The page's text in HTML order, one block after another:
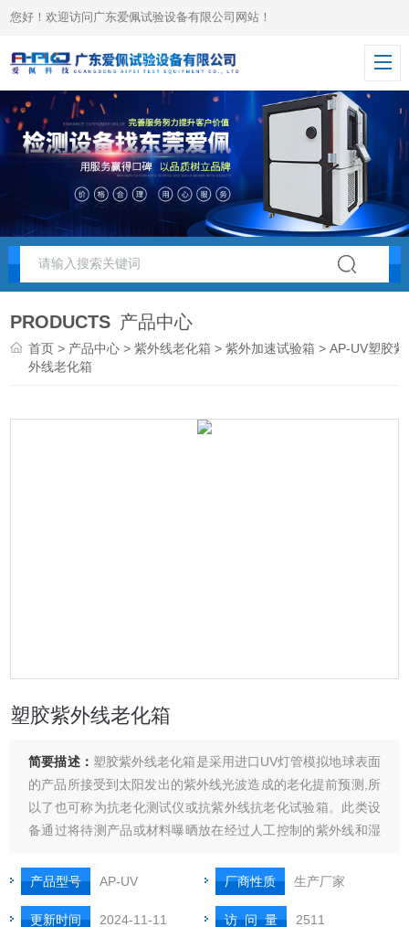
您好！欢迎访问广东爱佩试验设备有限公司网站！
PRODUCTS 产品中心
首页 > 产品中心 >紫外线老化箱 >紫外加速试验箱 > AP-UV塑胶紫
外线老化箱
塑胶紫外线老化箱
简要描述： 塑胶紫外线老化箱是采用进口UV灯管模拟地球表面
的产品所接受到太阳发出的紫外线光波造成的老化提前预测,所
以了也可称为抗老化测试仪或抗紫外线抗老化试验箱。此类设
备通过将待测产品或材料曝晒放在经过人工控制的紫外线和湿
劣气温环境试验。测试设备采用进口的拉太拉斯紫外线灯管模
拟阳光中的紫外线光，同时还可以通过冷凝模拟湿气影响,通过
喷淋的方式模拟雨水的影
产品型号 AP-UV 厂商性质 生产厂家
更新时间 2024-11-11 访 问 量 2511